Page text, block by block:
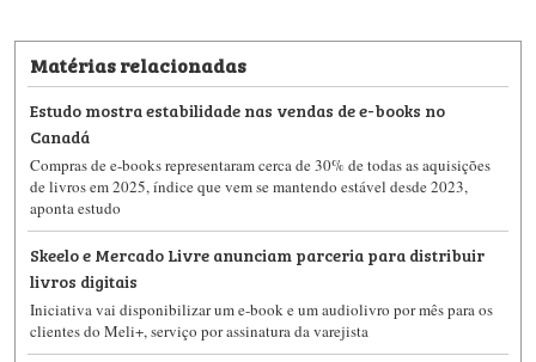
Matérias relacionadas
Estudo mostra estabilidade nas vendas de e-books no
Canadá
Compras de e-books representaram cerca de 30% de todas as aquisições
de livros em 2025, índice que vem se mantendo estável desde 2023,
aponta estudo
Skeelo e Mercado Livre anunciam parceria para distribuir
livros digitais
Iniciativa vai disponibilizar um e-book e um audiolivro por mês para os
clientes do Meli+, serviço por assinatura da varejista